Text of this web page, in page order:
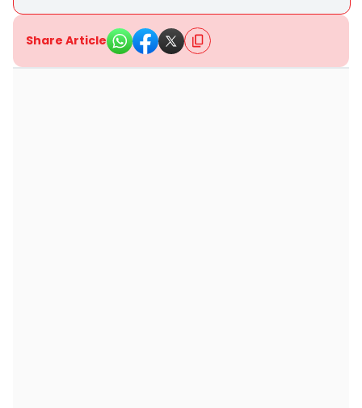
Share Article